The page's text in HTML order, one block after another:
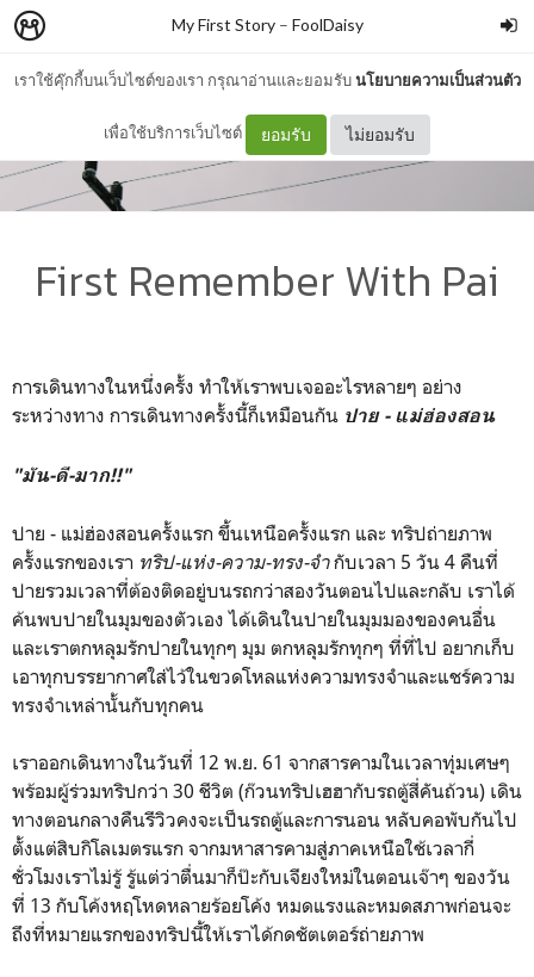
เราใช้คุ๊กกี้บนเว็บไซต์ของเรา กรุณาอ่านและยอมรับนโยบายความเป็นส่วนตัว
เพื่อใช้บริการเว็บไซต์ ยอมรับ ไม่ยอมรับ
My First Story– FoolDaisy
First Remember With Pai
การเดินทางในหนึ่งครั้ง ทำให้เราพบเจออะไรหลายๆ อย่าง
ระหว่างทาง การเดินทางครั้งนี้ก็เหมือนกัน ปาย - แม่ฮ่องสอน
"มัน-ดี-มาก!!"
ปาย - แม่ฮ่องสอนครั้งแรก ขึ้นเหนือครั้งแรก และ ทริปถ่ายภาพ
ครั้งแรกของเรา ทริป-แห่ง-ความ-ทรง-จำกับเวลา 5 วัน 4 คืนที่
ปายรวมเวลาที่ต้องติดอยู่บนรถกว่าสองวันตอนไปและกลับ เราได้
ค้นพบปายในมุมของตัวเอง ได้เดินในปายในมุมมองของคนอื่น
และเราตกหลุมรักปายในทุกๆ มุม ตกหลุมรักทุกๆ ที่ที่ไป อยากเก็บ
เอาทุกบรรยากาศใส่ไว้ในขวดโหลแห่งความทรงจำและแชร์ความ
ทรงจำเหล่านั้นกับทุกคน
เราออกเดินทางในวันที่ 12 พ.ย. 61 จากสารคามในเวลาทุ่มเศษๆ
พร้อมผู้ร่วมทริปกว่า 30 ชีวิต (ก๊วนทริปเฮฮากับรถตู้สี่คันถ้วน) เดิน
ทางตอนกลางคืนรีวิวคงจะเป็นรถตู้และการนอน หลับคอพับกันไป
ตั้งแต่สิบกิโลเมตรแรก จากมหาสารคามสู่ภาคเหนือใช้เวลากี่
ชั่วโมงเราไม่รู้ รู้แต่ว่าตื่นมาก็ป๊ะกับเจียงใหม่ในตอนเจ๊าๆ ของวัน
ที่ 13 กับโค้งหฤโหดหลายร้อยโค้ง หมดแรงและหมดสภาพก่อนจะ
ถึงที่หมายแรกของทริปนี้ให้เราได้กดชัตเตอร์ถ่ายภาพ